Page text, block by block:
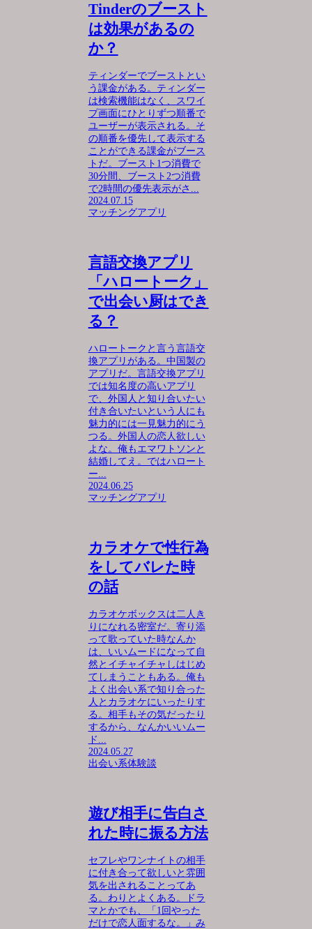
Tinderのブースト
は効果があるの
か？
ティンダーでブーストとい
う課金がある。ティンダー
は検索機能はなく、スワイ
プ画面にひとりずつ順番で
ユーザーが表示される。そ
の順番を優先して表示する
ことができる課金がブース
トだ。ブースト1つ消費で
30分間、ブースト2つ消費
で2時間の優先表示がさ...
2024.07.15
マッチングアプリ
言語交換アプリ
「ハロートーク」
で出会い厨はでき
る？
ハロートークと言う言語交
換アプリがある。中国製の
アプリだ。言語交換アプリ
では知名度の高いアプリ
で、外国人と知り合いたい
付き合いたいという人にも
魅力的には一見魅力的にう
つる。外国人の恋人欲しい
よな。俺もエマワトソンと
結婚してえ。ではハロート
ー...
2024.06.25
マッチングアプリ
カラオケで性行為
をしてバレた時
の話
カラオケボックスは二人き
りになれる密室だ。寄り添
って歌っていた時なんか
は、いいムードになって自
然とイチャイチャしはじめ
てしまうこともある。俺も
よく出会い系で知り合った
人とカラオケにいったりす
る。相手もその気だったり
するから、なんかいいムー
ド...
2024.05.27
出会い系体験談
遊び相手に告白さ
れた時に振る方法
セフレやワンナイトの相手
に付き合って欲しいと雰囲
気を出されることってあ
る。わりとよくある。ドラ
マとかでも、「1回やった
だけで恋人面するな。」み